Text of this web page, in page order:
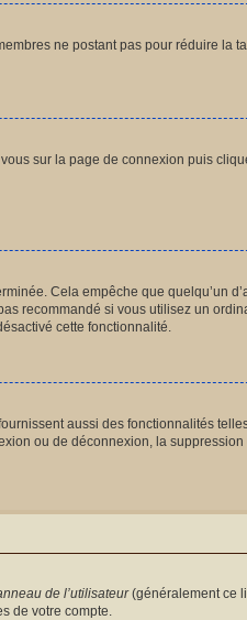
ne postant pas pour réduire la
sur la page de connexion puis
Cela empêche que quelqu’un
recommandé si vous utilisez un
cette fonctionnalité.
aussi des fonctionnalités
ou de déconnexion, la
de l’utilisateur(généralement ce
de votre compte.